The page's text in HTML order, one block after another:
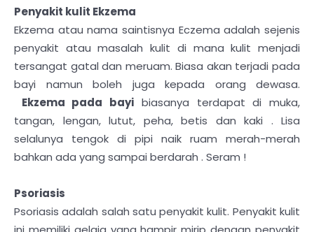
Penyakit kulit Ekzema
Ekzema atau nama saintisnya Eczema adalah sejenis
penyakit atau masalah kulit di mana kulit menjadi
tersangat gatal dan meruam. Biasa akan terjadi pada
bayi namun boleh juga kepada orang dewasa.
Ekzema pada bayi biasanya terdapat di muka,
tangan, lengan, lutut, peha, betis dan kaki . Lisa
selalunya tengok di pipi naik ruam merah-merah
bahkan ada yang sampai berdarah . Seram !
Psoriasis
Psoriasis adalah salah satu penyakit kulit. Penyakit kulit